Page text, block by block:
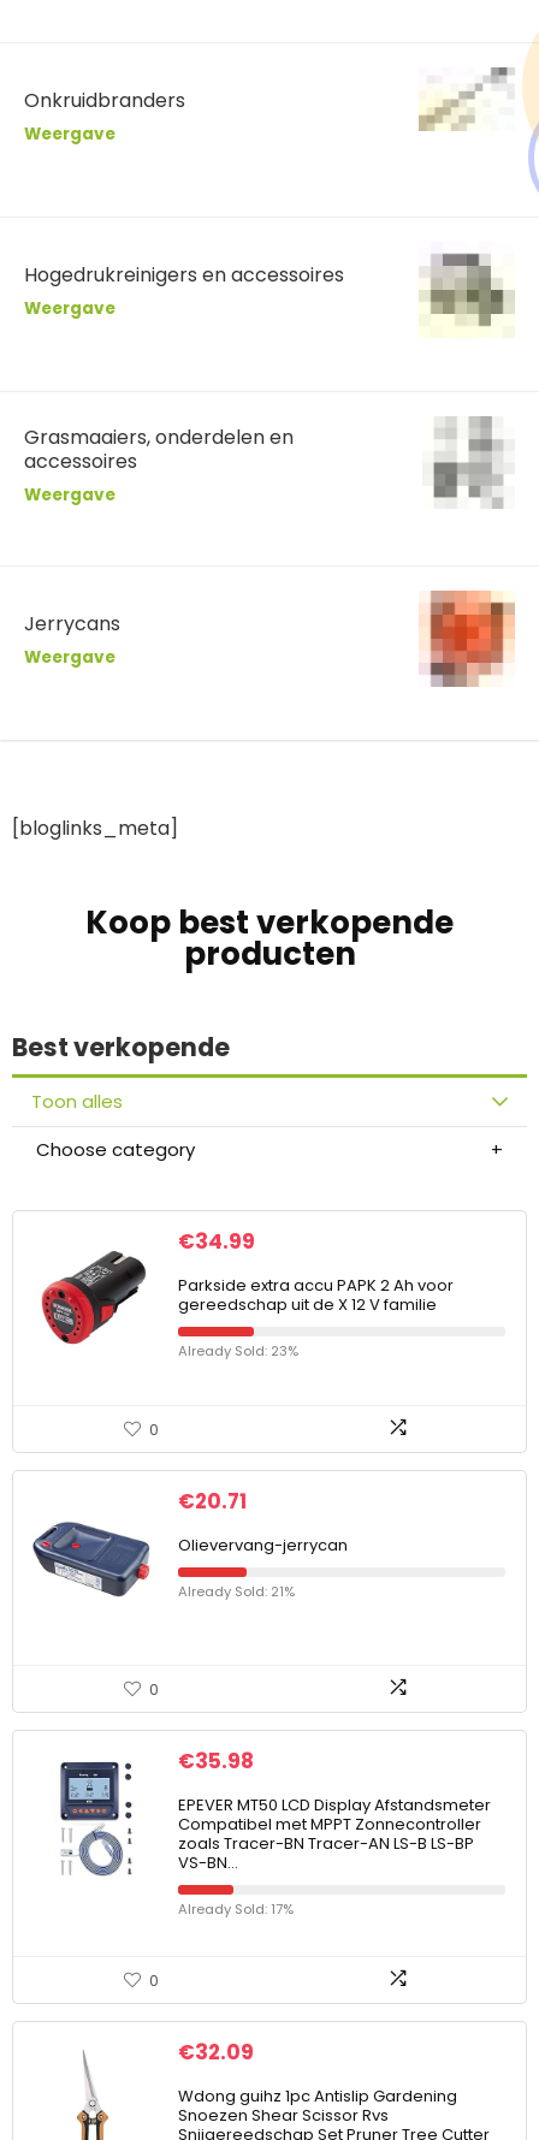
Onkruidbranders
Weergave
Hogedrukreinigers en accessoires
Weergave
Grasmaaiers, onderdelen en
accessoires
Weergave
Jerrycans
Weergave
[bloglinks_meta]
Koop best verkopende
producten
Best verkopende
Toon alles
Choose category
€34.99
Parkside extra accu PAPK 2 Ah voor
gereedschap uit de X 12 V familie
Already Sold: 23%
0
€20.71
Olievervang-jerrycan
Already Sold: 21%
0
€35.98
EPEVER MT50 LCD Display Afstandsmeter
Compatibel met MPPT Zonnecontroller
zoals Tracer-BN Tracer-AN LS-B LS-BP
VS-BN…
Already Sold: 17%
0
€32.09
Wdong guihz 1pc Antislip Gardening
Snoezen Shear Scissor Rvs
Snijgereedschap Set Pruner Tree Cutter